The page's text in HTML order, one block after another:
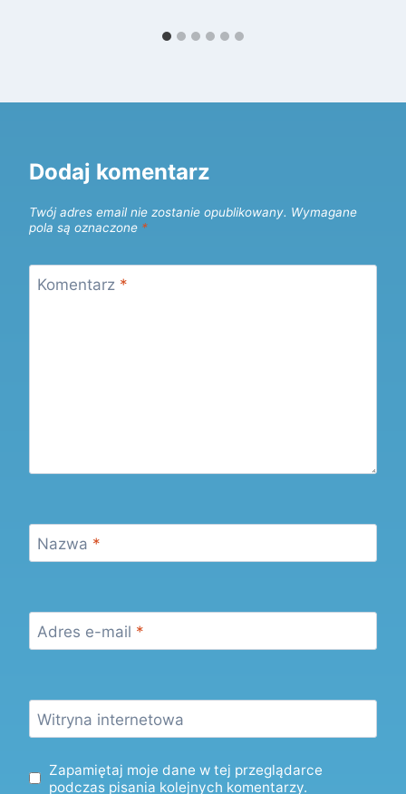
Dodaj komentarz
Twój adres email nie zostanie opublikowany. Wymagane
pola są oznaczone *
Komentarz *
Nazwa *
Adres e-mail *
Witryna internetowa
Zapamiętaj moje dane w tej przeglądarce
podczas pisania kolejnych komentarzy.